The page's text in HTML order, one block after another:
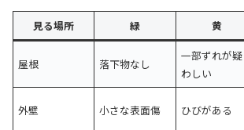
見る場所 緑 黄
屋根 落下物なし
一部ずれが疑
わしい
外壁 小さな表面傷 ひびがある